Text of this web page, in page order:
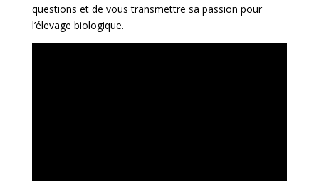
questions et de vous transmettre sa passion pour
l’élevage biologique.